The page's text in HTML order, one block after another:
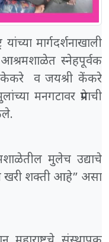
मार्गदर्शनाखाली
स्नेहपूर्वक
केकरे व जयश्री केंकरे
मनगटावर प्रेमाची
मुलेच उद्याचे
खरी शक्ती आहे” असा